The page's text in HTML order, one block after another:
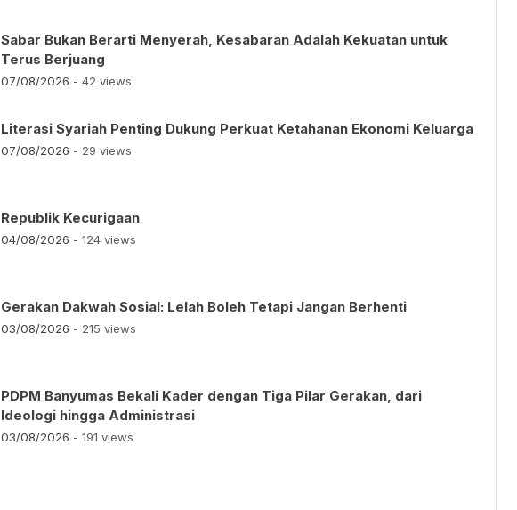
Sabar Bukan Berarti Menyerah, Kesabaran Adalah Kekuatan untuk
Terus Berjuang
07/08/2026 - 42 views
Literasi Syariah Penting Dukung Perkuat Ketahanan Ekonomi Keluarga
07/08/2026 - 29 views
Republik Kecurigaan
04/08/2026 - 124 views
Gerakan Dakwah Sosial: Lelah Boleh Tetapi Jangan Berhenti
03/08/2026 - 215 views
PDPM Banyumas Bekali Kader dengan Tiga Pilar Gerakan, dari
Ideologi hingga Administrasi
03/08/2026 - 191 views